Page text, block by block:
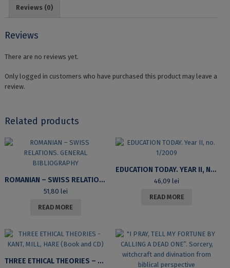
Reviews (0)
Reviews
There are no reviews yet.
Only logged in customers who have purchased this product may leave a
review.
Related products
ROMANIAN – SWISS RELATIONS. GENERAL BIBLIOGRAPHY
51,80 lei
READ MORE
EDUCATION TODAY. YEAR II, NO. 1/2009
46,09lei
READ MORE
THREE ETHICAL THEORIES – KANT, MILL, HARE (BOOK AND CD)